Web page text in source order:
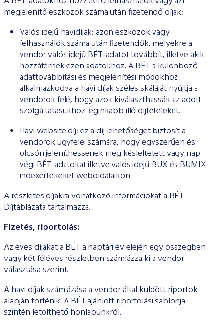
ESG Útmutató
megjelenítő eszközök száma után fizetendő díjak:
Valós idejű havidíjak: azon eszközök vagy
felhasználók száma után fizetendők, melyekre a
vendor valós idejű BÉT-adatot továbbít, illetve akik
hozzáférnek ezen adatokhoz. A BÉT a különböző
adattovábbítási és megjelenítési módokhoz
alkalmazkodva a havi díjak széles skáláját nyújtja a
vendorok felé, hogy azok kiválaszthassák az adott
szolgáltatásukhoz leginkább illő díjtételeket.
Havi website díj: ez a díj lehetőséget biztosít a
vendorok ügyfelei számára, hogy egyszerűen és
olcsón jeleníthessenek meg késleltetett vagy nap
végi BÉT-adatokat illetve valós idejű BUX és BUMIX
indexértékeket weboldalaikon.
A részletes díjakra vonatkozó információkat a BÉT
Díjtáblázata tartalmazza.
Fizetés, riportolás:
Az éves díjakat a BÉT a naptári év elején egy összegben
vagy két féléves részletben számlázza ki a vendor
választása szerint.
A havi díjak számlázása a vendor által küldött riportok
alapján történik. A BÉT ajánlott riportolási sablonja
szintén letölthető honlapunkról.